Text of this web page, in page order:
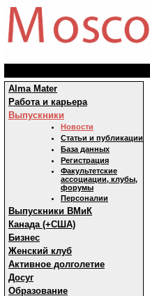
Alma Mater
Работа и карьера
Выпускники
Новости
Статьи и публикации
База данных
Регистрация
Факультетские
ассоциации, клубы,
форумы
Персоналии
Выпускники ВМиК
Канада (+США)
Бизнес
Женский клуб
Активное долголетие
Досуг
Образование